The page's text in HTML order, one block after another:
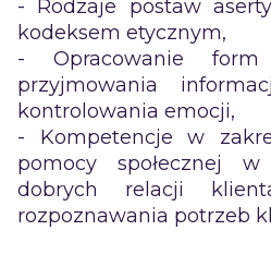
- Rodzaje postaw
kodeksem etycznym,
- Opracowanie
przyjmowania
kontrolowania emocji,
- Kompetencje w
pomocy społecznej
dobrych relacji
rozpoznawania potrzeb